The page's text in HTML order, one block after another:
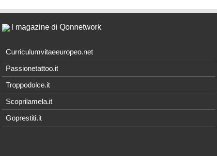
I magazine di Qonnetwork
Curriculumvitaeeuropeo.net
Passionetattoo.it
Troppodolce.it
Scoprilamela.it
Goprestiti.it